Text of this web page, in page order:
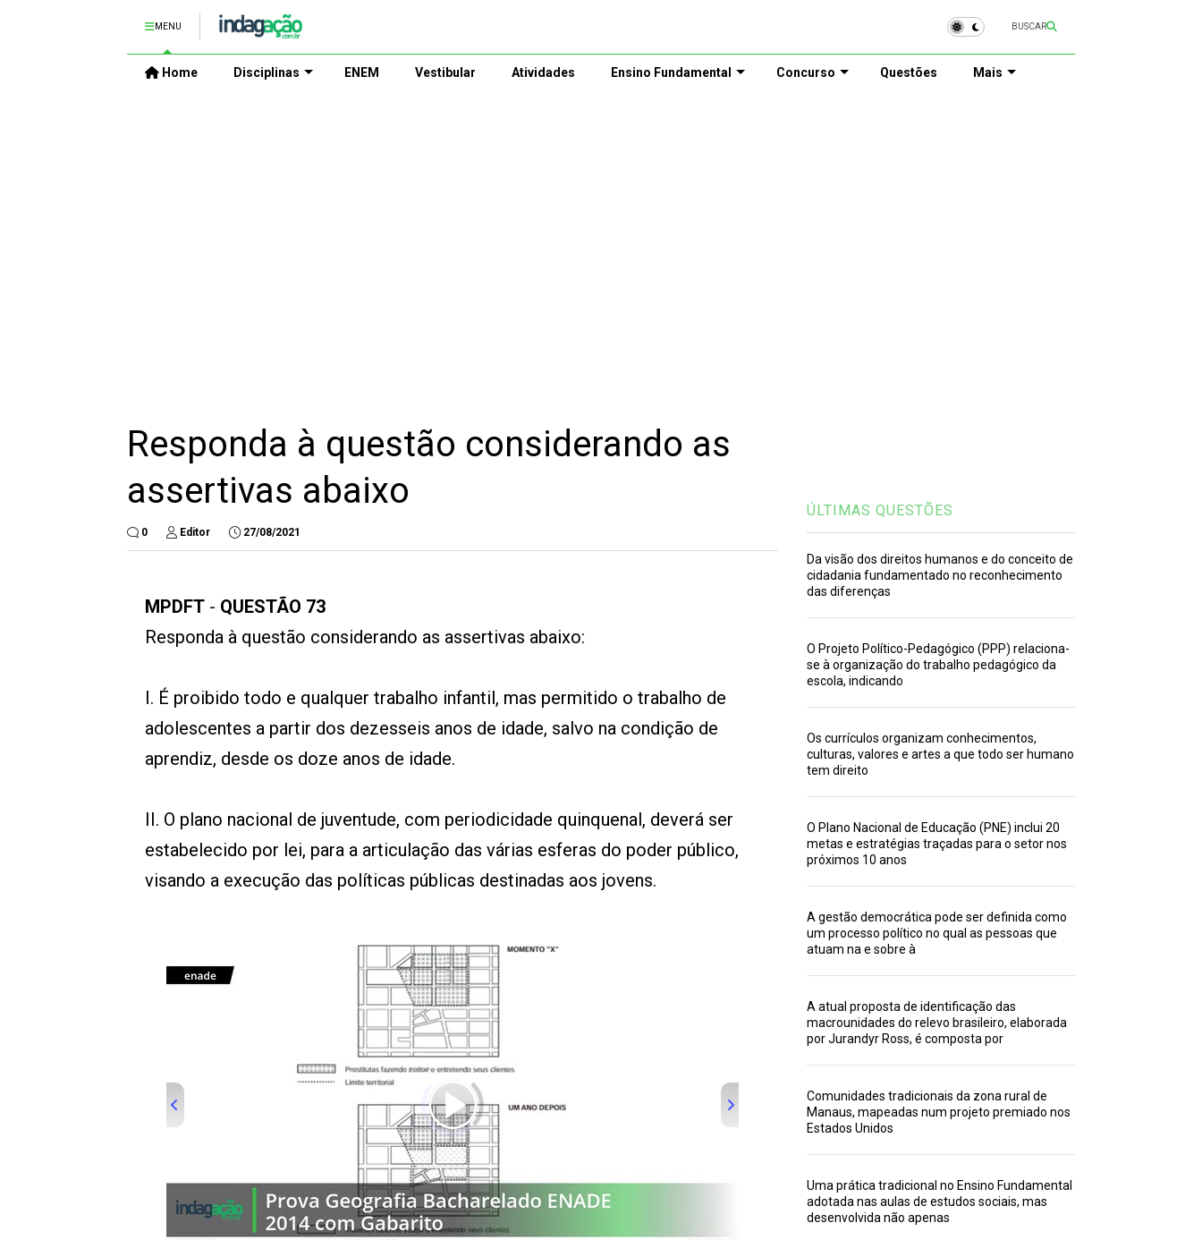
MENU BUSCAR
Home Disciplinas ENEM Vestibular Atividades Ensino Fundamental Concurso Questões Mais
Responda à questão considerando as
assertivas abaixo
0 Editor 27/08/2021
MPDFT - QUESTÃO 73
Responda à questão considerando as assertivas abaixo:
I. É proibido todo e qualquer trabalho infantil, mas permitido o trabalho de
adolescentes a partir dos dezesseis anos de idade, salvo na condição de
aprendiz, desde os doze anos de idade.
II. O plano nacional de juventude, com periodicidade quinquenal, deverá ser
estabelecido por lei, para a articulação das várias esferas do poder público,
visando a execução das políticas públicas destinadas aos jovens.
ÚLTIMAS QUESTÕES
Da visão dos direitos humanos e do conceito de
cidadania fundamentado no reconhecimento
das diferenças
O Projeto Político-Pedagógico (PPP) relaciona-
se à organização do trabalho pedagógico da
escola, indicando
Os currículos organizam conhecimentos,
culturas, valores e artes a que todo ser humano
tem direito
O Plano Nacional de Educação (PNE) inclui 20
metas e estratégias traçadas para o setor nos
próximos 10 anos
A gestão democrática pode ser definida como
um processo político no qual as pessoas que
atuam na e sobre à
A atual proposta de identificação das
macrounidades do relevo brasileiro, elaborada
por Jurandyr Ross, é composta por
Comunidades tradicionais da zona rural de
Manaus, mapeadas num projeto premiado nos
Estados Unidos
Uma prática tradicional no Ensino Fundamental
adotada nas aulas de estudos sociais, mas
desenvolvida não apenas